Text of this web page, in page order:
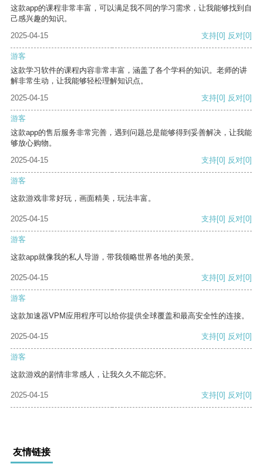
这款app的课程非常丰富，可以满足我不同的学习需求，让我能够找到自
己感兴趣的知识。
2025-04-15
支持[0] 反对[0]
游客
这款学习软件的课程内容非常丰富，涵盖了各个学科的知识。老师的讲
解非常生动，让我能够轻松理解知识点。
2025-04-15
支持[0] 反对[0]
游客
这款app的售后服务非常完善，遇到问题总是能够得到妥善解决，让我能
够放心购物。
2025-04-15
支持[0] 反对[0]
游客
这款游戏非常好玩，画面精美，玩法丰富。
2025-04-15 支持[0] 反对[0]
游客
这款app就像我的私人导游，带我领略世界各地的美景。
2025-04-15 支持[0] 反对[0]
游客
这款加速器VPM应用程序可以给你提供全球覆盖和最高安全性的连接。
2025-04-15 支持[0] 反对[0]
游客
这款游戏的剧情非常感人，让我久久不能忘怀。
2025-04-15 支持[0] 反对[0]
友情链接